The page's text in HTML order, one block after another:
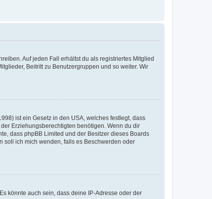
Auf jeden Fall erhältst du als registriertes Mitglied
Beitritt zu Benutzergruppen und so weiter. Wir
ist ein Gesetz in den USA, welches festlegt, dass
Erziehungsberechtigten benötigen. Wenn du dir
dass phpBB Limited und der Besitzer dieses Boards
soll ich mich wenden, falls es Beschwerden oder
könnte auch sein, dass deine IP-Adresse oder der